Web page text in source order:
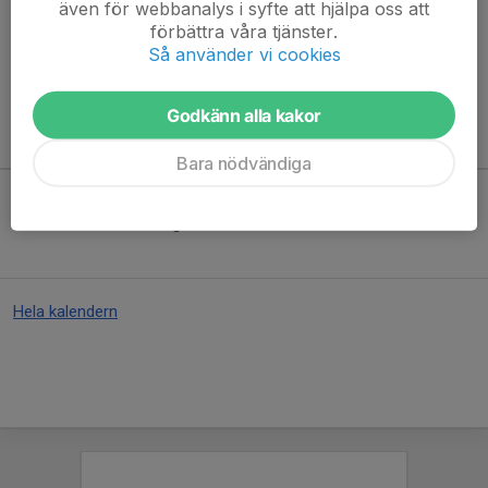
Hör av dig via mejl tillinfo@fjallorna.seeller ring070-292 25
Hela kalendern
även för webbanalys i syfte att hjälpa oss att
förbättra våra tjänster.
Så använder vi cookies
Godkänn alla kakor
Bara nödvändiga